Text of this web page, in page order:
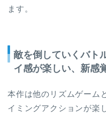
ます。
敵を倒していくバト
イ感が楽しい、新感
本作は他のリズムゲーム
イミングアクションが楽